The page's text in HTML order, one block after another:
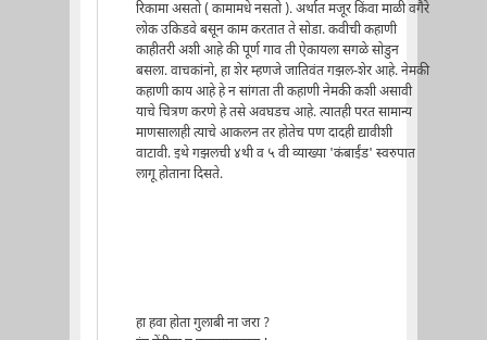
रिकामा असतो ( कामामधे नसतो ). अर्थात मजूर किंवा माळी वगैरे
लोक उकिडवे बसून काम करतात ते सोडा. कवीची कहाणी
काहीतरी अशी आहे की पूर्ण गाव ती ऐकायला सगळे सोडुन
बसला. वाचकांनो, हा शेर म्हणजे जातिवंत गझल-शेर आहे. नेमकी
कहाणी काय आहे हे न सांगता ती कहाणी नेमकी कशी असावी
याचे चित्रण करणे हे तसे अवघडच आहे. त्यातही परत सामान्य
माणसालाही त्याचे आकलन तर होतेच पण दादही द्यावीशी
वाटावी. इथे गझलची ४थी व ५ वी व्याख्या 'कंबाईंड' स्वरुपात
लागू होताना दिसते.
हा हवा होता गुलाबी ना जरा ?